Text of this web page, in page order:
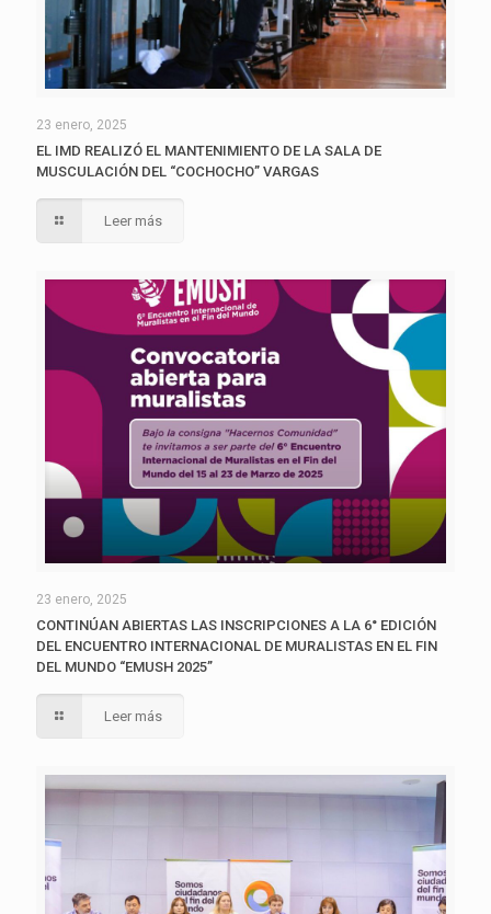
23 enero, 2025
EL IMD REALIZÓ EL MANTENIMIENTO DE LA SALA DE
MUSCULACIÓN DEL “COCHOCHO” VARGAS
Leer más
23 enero, 2025
CONTINÚAN ABIERTAS LAS INSCRIPCIONES A LA 6° EDICIÓN
DEL ENCUENTRO INTERNACIONAL DE MURALISTAS EN EL FIN
DEL MUNDO “EMUSH 2025”
Leer más